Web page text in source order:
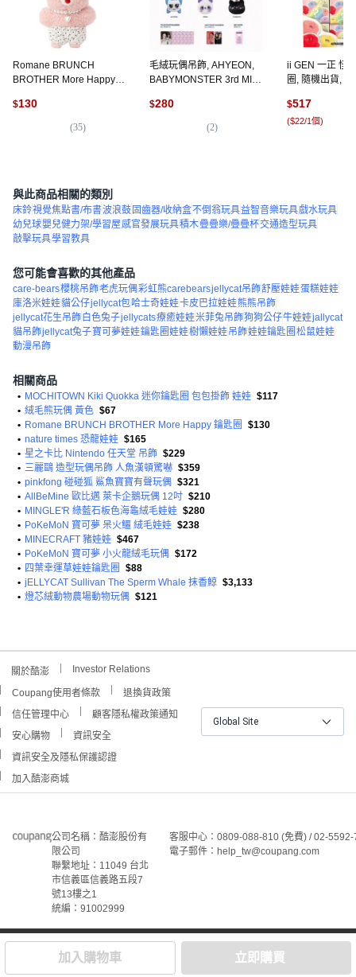
加入購物車 立即購買
Romane BRUNCH
BROTHER More Happy
個
$130
(35)
毛絨玩偶吊飾, AHYEON,
BABYMONSTER 3rd MINI
Plush Keyring Ver.
$280
(2)
ii GEN 一正 怪
圈, 隨機出貨,
$517
($22/1個)
與此商品相關的類別
床鈴視覺焦點書/布書波浪鼓 固齒器/收納盒不倒翁玩具益智音樂玩具戲水玩具
幼兒球嬰兒健力架/學習屋感官發展玩具積木疊疊樂/疊疊杯交通造型玩具
敲擊玩具學習教具
您可能會喜歡的其他產品
care-bears櫻桃吊飾老虎玩偶彩虹熊carebearsjellycat吊飾舒壓娃娃蛋糕娃娃
庫洛米娃娃貓公仔jellycat包哈士奇娃娃卡皮巴拉娃娃熊熊吊飾
jellycat花生吊飾 白色兔子jellycats療癒娃娃米菲兔吊飾狗狗公仔牛娃娃jallycat
貓吊飾jellycat兔子寶可夢娃娃鑰匙圈娃娃樹懶娃娃吊飾娃娃鑰匙圈 松鼠娃娃
動漫吊飾
相關商品
• MOCHITOWN Kiki Quokka 迷你鑰匙圈 包包掛飾 娃娃 $117
• 絨毛熊玩偶 黃色 $67
• Romane BRUNCH BROTHER More Happy 鑰匙圈
$130
• nature times 恐龍娃娃 $165
• 星之卡比 Nintendo 任天堂 吊飾 $229
• 三麗鷗 造型玩偶吊飾 人魚漢頓驚嚇 $359
• pinkfong 碰碰狐 鯊魚寶寶有聲玩偶 $321
• AllBeMine 歐比邁 萊卡企鵝玩偶 12吋 $210
• MINGLE'R 綠藍石板色海龜絨毛娃娃 $280
• PoKeMoN 寶可夢 呆火鱷 絨毛娃娃 $238
• MINECRAFT 豬娃娃 $467
• PoKeMoN 寶可夢 小火龍絨毛玩偶 $172
• 四葉幸運草娃娃鑰匙圈
$88
• jELLYCAT Sullivan The Sperm Whale 抹香鯨 $3,133
• 燈芯絨動物農場動物玩偶 $121
關於酷澎 Investor Relations
Coupang使用者條款
退換貨政策
信任管理中心
顧客隱私權政策通知
安心購物
資訊安全
資訊安全及隱私保護認證
加入酷澎商城
Global Site
公司名稱：酷澎股份有
限公司
聯繫地址：11049 台北
市信義區信義路五段7
號13樓之1
統編：91002999
客服中心：0809-088-810 (免費) / 02-
電子郵件：help_tw@coupang.com
©Coupang Taiwan Co., Ltd. 保留所有權利。
本網站上顯示的所有商標、標誌和服務標誌均為酷澎股份有
限公司和/或其在美國和其他國家/地區註冊之關聯公司之所